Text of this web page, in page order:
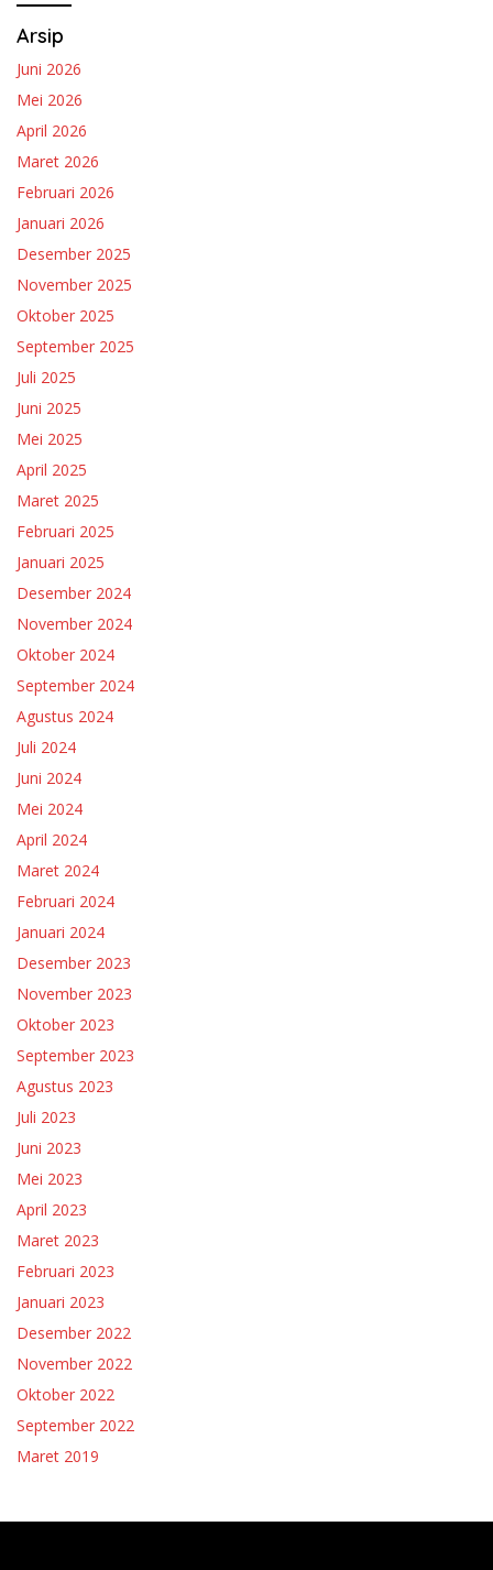
Arsip
Juni 2026
Mei 2026
April 2026
Maret 2026
Februari 2026
Januari 2026
Desember 2025
November 2025
Oktober 2025
September 2025
Juli 2025
Juni 2025
Mei 2025
April 2025
Maret 2025
Februari 2025
Januari 2025
Desember 2024
November 2024
Oktober 2024
September 2024
Agustus 2024
Juli 2024
Juni 2024
Mei 2024
April 2024
Maret 2024
Februari 2024
Januari 2024
Desember 2023
November 2023
Oktober 2023
September 2023
Agustus 2023
Juli 2023
Juni 2023
Mei 2023
April 2023
Maret 2023
Februari 2023
Januari 2023
Desember 2022
November 2022
Oktober 2022
September 2022
Maret 2019